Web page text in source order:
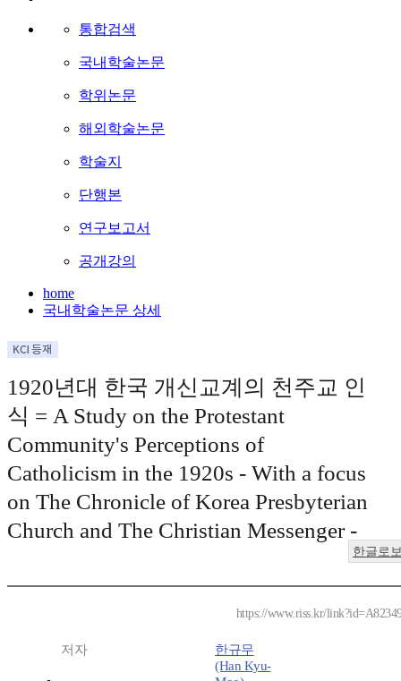
통합검색
국내학술논문
학위논문
해외학술논문
학술지
단행본
연구보고서
공개강의
home
국내학술논문 상세
1920년대 한국 개신교계의 천주교 인
식 = A Study on the Protestant
Community's Perceptions of
Catholicism in the 1920s - With a focus
on The Chronicle of Korea Presbyterian
Church and The Christian Messenger -
한글로
https://www.riss.kr/
저자
한규무
(Han Kyu-